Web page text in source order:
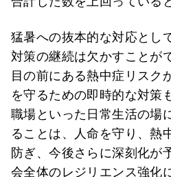
猛暑への抜本的な対応とし
対策の継続は欠かすことが
目の前にある熱中症リスク
を守るための即時的な対策
職場といった日常生活の場
ることは、人命を守り、熱
防ぎ、今後さらに深刻化が
会全体のレジリエンス強化